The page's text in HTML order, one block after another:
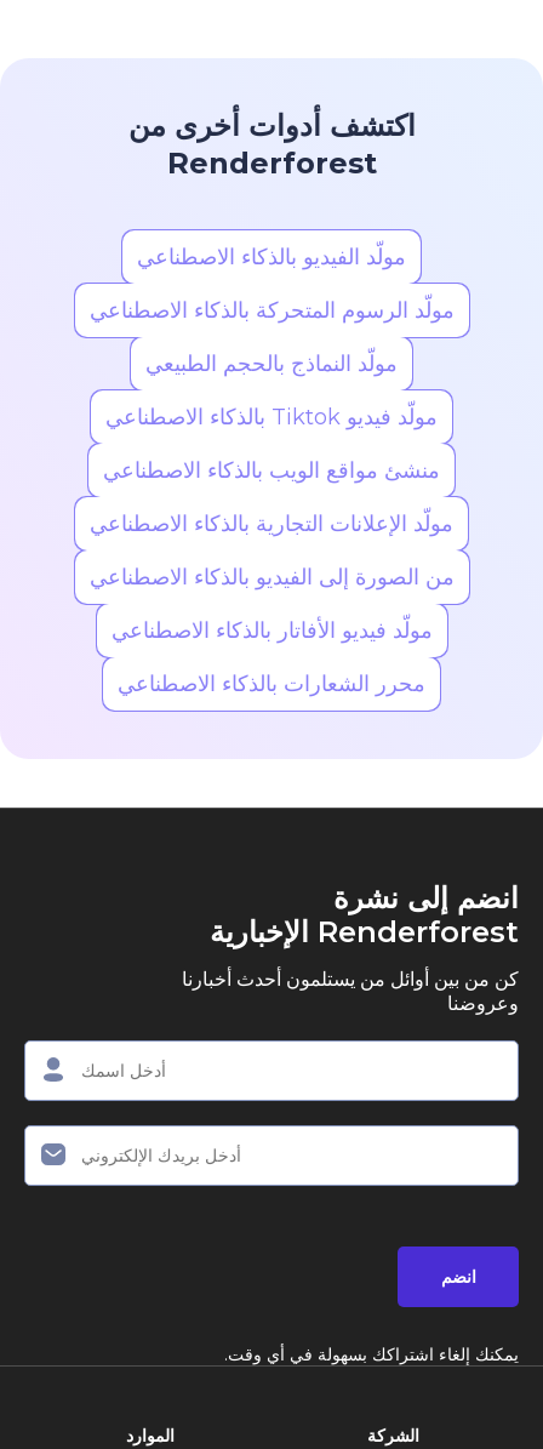
اكتشف أدوات أخرى من
Renderforest
مولّد الفيديو بالذكاء الاصطناعي
مولّد الرسوم المتحركة بالذكاء الاصطناعي
مولّد النماذج بالحجم الطبيعي
مولّد فيديو Tiktok بالذكاء الاصطناعي
منشئ مواقع الويب بالذكاء الاصطناعي
مولّد الإعلانات التجارية بالذكاء الاصطناعي
من الصورة إلى الفيديو بالذكاء الاصطناعي
مولّد فيديو الأفاتار بالذكاء الاصطناعي
محرر الشعارات بالذكاء الاصطناعي
انضم إلى نشرة
Renderforest الإخبارية
كن من بين أوائل من يستلمون أحدث أخبارنا
وعروضنا
انضم
يمكنك إلغاء اشتراكك بسهولة في أي وقت.
الشركة الموارد